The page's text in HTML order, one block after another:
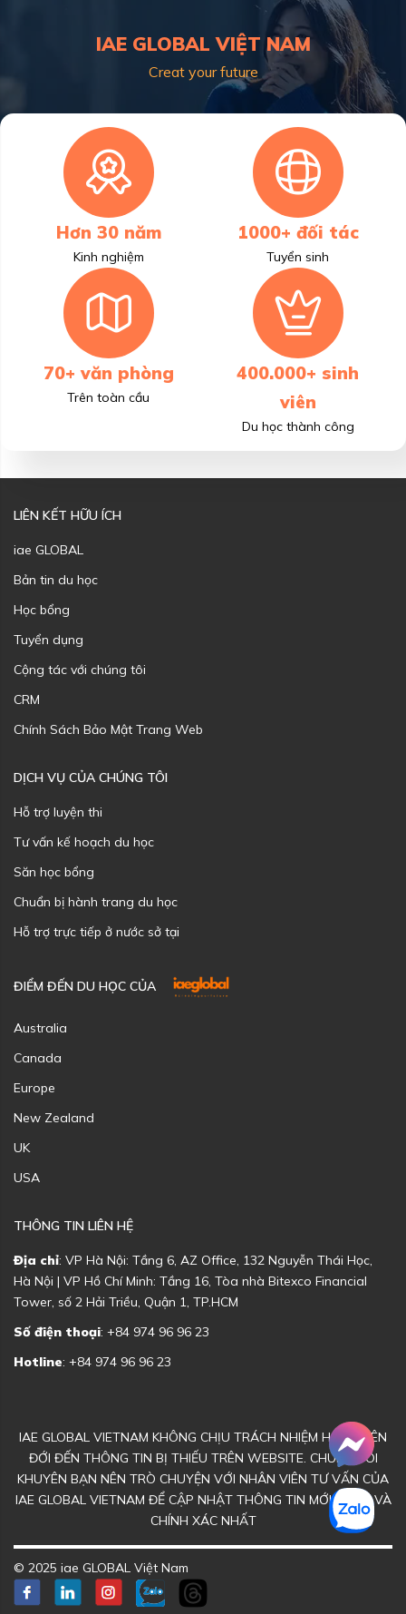
IAE GLOBAL VIỆT NAM
Creat your future
Hơn 30 năm
Kinh nghiệm
1000+ đối tác
Tuyển sinh
70+ văn phòng
Trên toàn cầu
400.000+ sinh
viên
Du học thành công
LIÊN KẾT HỮU ÍCH
iae GLOBAL
Bản tin du học
Học bổng
Tuyển dụng
Cộng tác với chúng tôi
CRM
Chính Sách Bảo Mật Trang Web
DỊCH VỤ CỦA CHÚNG TÔI
Hỗ trợ luyện thi
Tư vấn kế hoạch du học
Săn học bổng
Chuẩn bị hành trang du học
Hỗ trợ trực tiếp ở nước sở tại
ĐIỂM ĐẾN DU HỌC CỦA
Australia
Canada
Europe
New Zealand
UK
USA
THÔNG TIN LIÊN HỆ
Địa chỉ: VP Hà Nội: Tầng 6, AZ Office, 132 Nguyễn Thái Học,
Hà Nội | VP Hồ Chí Minh: Tầng 16, Tòa nhà Bitexco Financial
Tower, số 2 Hải Triều, Quận 1, TP.HCM
Số điện thoại: +84 974 96 96 23
Hotline: +84 974 96 96 23
IAE GLOBAL VIETNAM KHÔNG CHỊU TRÁCH NHIỆM HOẶC LIÊN
ĐỚI ĐẾN THÔNG TIN BỊ THIẾU TRÊN WEBSITE. CHÚNG TÔI
KHUYÊN BẠN NÊN TRÒ CHUYỆN VỚI NHÂN VIÊN TƯ VẤN CỦA
IAE GLOBAL VIETNAM ĐỂ CẬP NHẬT THÔNG TIN MỚI NHẤT VÀ
CHÍNH XÁC NHẤT
© 2025 iae GLOBAL Việt Nam